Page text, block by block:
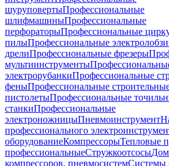
шуруповертыПрофессиональные
шлифмашиныПрофессиональные
перфораторыПрофессиональные
пилыПрофессиональные
дрелиПрофессиональные фрезеры
мультиинструменты
электрорубанкиПрофессиональные
феныПрофессиональные
пистолетыПрофессиональные
станкиПрофессиональные
электроножницыПневмоинструмент
профессионального
оборудованиеКомпрессорыТепловые
профессиональныеСтружкоотсосы
компрессоров, пневмосистемСистемы